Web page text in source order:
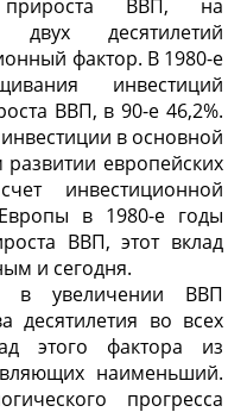
ВВП, на
двух десятилетий
фактор. В 1980-е
инвестиций
ВВП, в 90-е 46,2%.
в основной
европейских
инвестиционной
в 1980-е годы
ВВП, этот вклад
и сегодня.
в увеличении ВВП
десятилетия во всех
этого фактора из
наименьший.
прогресса